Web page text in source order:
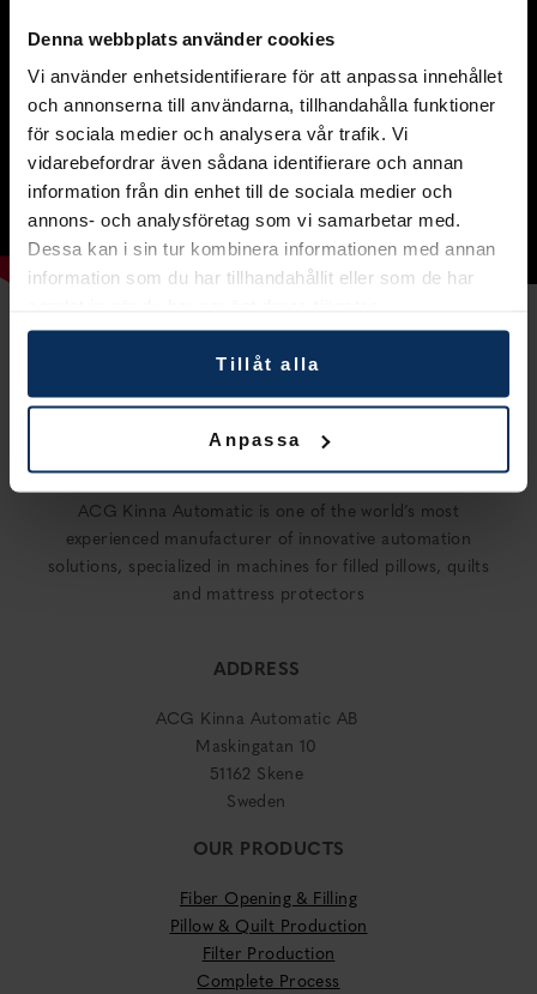
Denna webbplats använder cookies
Vi använder enhetsidentifierare för att anpassa innehållet
och annonserna till användarna, tillhandahålla funktioner
för sociala medier och analysera vår trafik. Vi
vidarebefordrar även sådana identifierare och annan
information från din enhet till de sociala medier och
annons- och analysföretag som vi samarbetar med.
Dessa kan i sin tur kombinera informationen med annan
information som du har tillhandahållit eller som de har
Tillåt alla
Anpassa
ACG Kinna Automatic is one of the world’s most
experienced manufacturer of innovative automation
solutions, specialized in machines for filled pillows, quilts
and mattress protectors
ADDRESS
ACG Kinna Automatic AB
Maskingatan 10
51162 Skene
Sweden
OUR PRODUCTS
Fiber Opening & Filling
Pillow & Quilt Production
Filter Production
Complete Process